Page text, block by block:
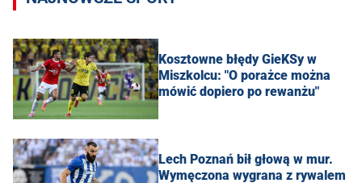
Kosztowne błędy GieKSy w
Miszkolcu: "O porażce można
mówić dopiero po rewanżu"
Lech Poznań bił głową w mur.
Wymęczona wygrana z rywalem